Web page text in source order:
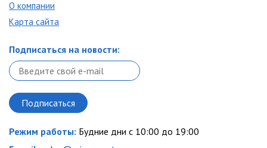
О компании
Карта сайта
Подписаться на новости:
Режим работы: Будние дни с 10:00 до 19:00